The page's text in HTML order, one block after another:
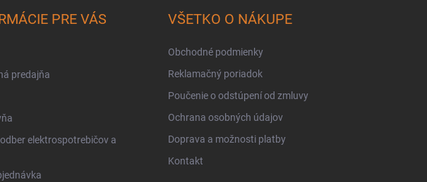
PRE VÁS
predajňa
elektrospotrebičov a
VŠETKO O NÁKUPE
Obchodné podmienky
Reklamačný poriadok
Poučenie o odstúpení od zmluvy
Ochrana osobných údajov
Doprava a možnosti platby
Kontakt